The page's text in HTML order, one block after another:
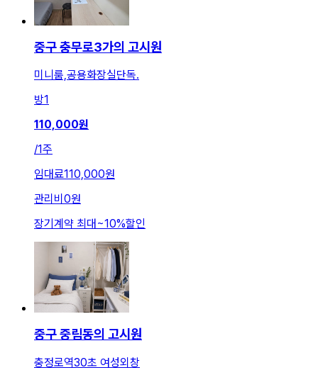
중구 충무로3가의 고시원
미니룸,공용화장실단독.
방1
110,000원
/1주
임대료110,000원
관리비 0원
장기계약 최대 ~10%할인
중구 중림동의 고시원
충정로역30초 여성외창